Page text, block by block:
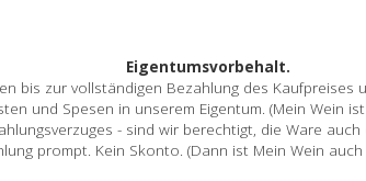
Eigentumsvorbehalt.
bis zur vollständigen Bezahlung des Kaufpreises
und Spesen in unserem Eigentum. (Mein Wein
- sind wir berechtigt, die Ware
prompt. Kein Skonto. (Dann ist Mein Wein auch